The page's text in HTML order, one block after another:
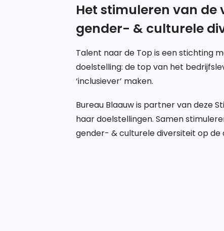
Het stimuleren van de
gender- & culturele
Talent naar de Top is een stichting
doelstelling: de top van het
‘inclusiever’ maken.
Bureau Blaauw is partner van deze
haar doelstellingen. Samen
gender- & culturele diversiteit op de